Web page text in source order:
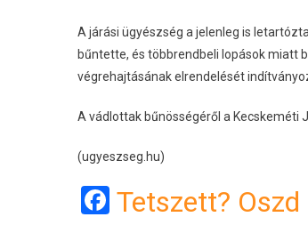
A járási ügyészség a jelenleg is
bűntette, és többrendbeli lopások miatt
végrehajtásának elrendelését
A vádlottak bűnösségéről a Kecskeméti
(ugyeszseg.hu)
Facebook
Tetszett?